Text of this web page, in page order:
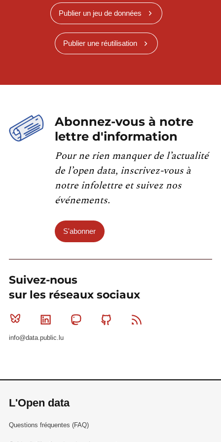
Publier un jeu de données
Publier une réutilisation
Abonnez-vous à notre
lettre d'information
Pour ne rien manquer de l’actualité
de l’open data, inscrivez-vous à
notre infolettre et suivez nos
événements.
S'abonner
Suivez-nous
sur les réseaux sociaux
Bluesky Linkedin MastodonGithub
info@data.public.lu
L'Open data
Questions fréquentes (FAQ)